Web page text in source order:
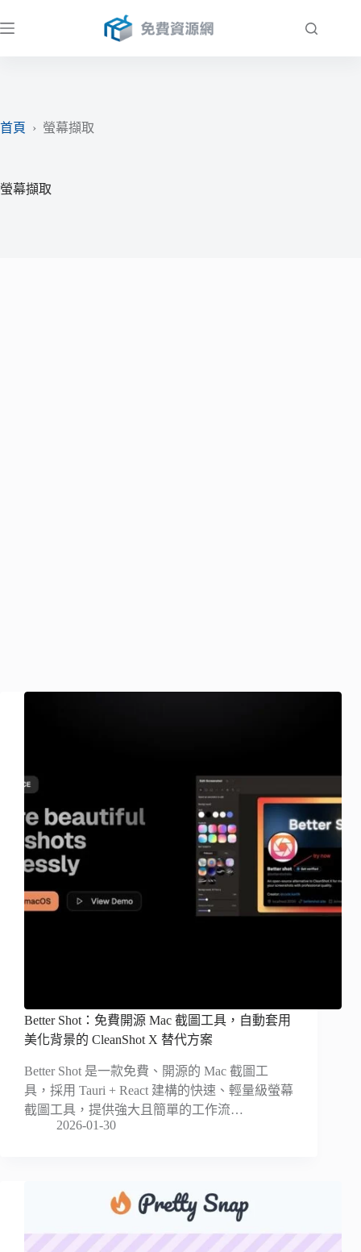
至
首頁
› 螢幕擷取
螢幕擷取
Better Shot：免費開源 Mac 截圖工具，自動套用
美化背景的 CleanShot X 替代方案
Better Shot 是一款免費、開源的 Mac 截圖工
具，採用 Tauri + React 建構的快速、輕量級螢幕
截圖工具，提供強大且簡單的工作流…
2026-01-30